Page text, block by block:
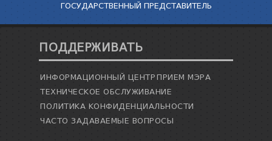
ГОСУДАРСТВЕННЫЙ ПРЕДСТАВИТЕЛЬ
ПОДДЕРЖИВАТЬ
ИНФОРМАЦИОННЫЙ ЦЕНТРПРИЕМ МЭРА
ТЕХНИЧЕСКОЕ ОБСЛУЖИВАНИЕ
ПОЛИТИКА КОНФИДЕНЦИАЛЬНОСТИ
ЧАСТО ЗАДАВАЕМЫЕ ВОПРОСЫ